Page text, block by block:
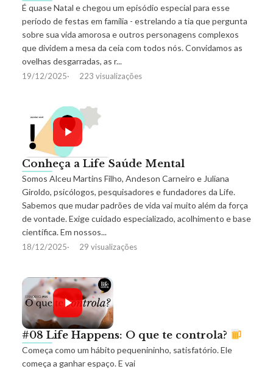
É quase Natal e chegou um episódio especial para esse
período de festas em família - estrelando a tia que pergunta
sobre sua vida amorosa e outros personagens complexos
que dividem a mesa da ceia com todos nós. Convidamos as
ovelhas desgarradas, as r...
19/12/2025 223 visualizações
Conheça a Life Saúde Mental
Somos Alceu Martins Filho, Andeson Carneiro e Juliana
Giroldo, psicólogos, pesquisadores e fundadores da Life.
Sabemos que mudar padrões de vida vai muito além da força
de vontade. Exige cuidado especializado, acolhimento e base
científica. Em nossos...
18/12/2025 29 visualizações
#08 Life Happens: O que te controla?
Começa como um hábito pequenininho, satisfatório. Ele
começa a ganhar espaço. E vai